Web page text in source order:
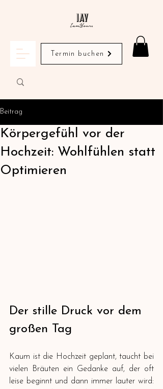
Termin buchen
Beitrag
Körpergefühl vor der
Hochzeit: Wohlfühlen statt
Optimieren
Der stille Druck vor dem
großen Tag
Kaum ist die Hochzeit geplant, taucht bei
vielen Bräuten ein Gedanke auf, der oft
leise beginnt und dann immer lauter wird: